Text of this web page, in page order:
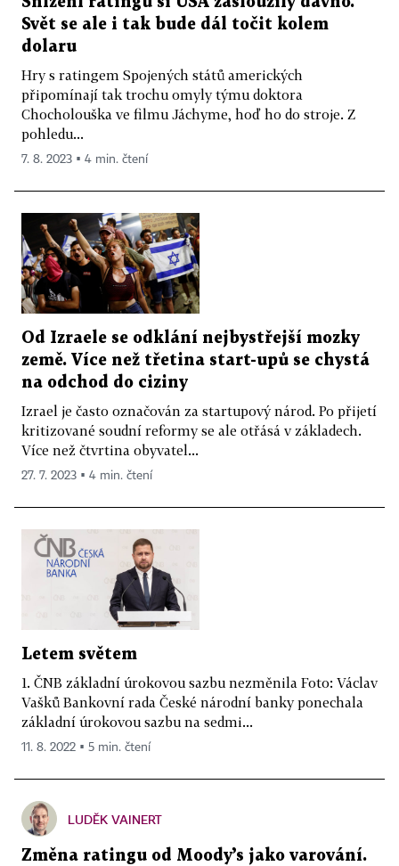
Svět se ale i tak bude dál točit kolem
dolaru
Hry s ratingem Spojených států amerických
připomínají tak trochu omyly týmu doktora
Chocholouška ve filmu Jáchyme, hoď ho do stroje. Z
pohledu...
7. 8. 2023 ▪ 4 min. čtení
Od Izraele se odklání nejbystřejší mozky
země. Více než třetina start-upů se chystá
na odchod do ciziny
Izrael je často označován za startupový národ. Po přijetí
kritizované soudní reformy se ale otřásá v základech.
Více než čtvrtina obyvatel...
27. 7. 2023 ▪ 4 min. čtení
Letem světem
1. ČNB základní úrokovou sazbu nezměnila Foto: Václav
Vašků Bankovní rada České národní banky ponechala
základní úrokovou sazbu na sedmi...
11. 8. 2022 ▪ 5 min. čtení
LUDĚK VAINERT
Změna ratingu od Moody’s jako varování.